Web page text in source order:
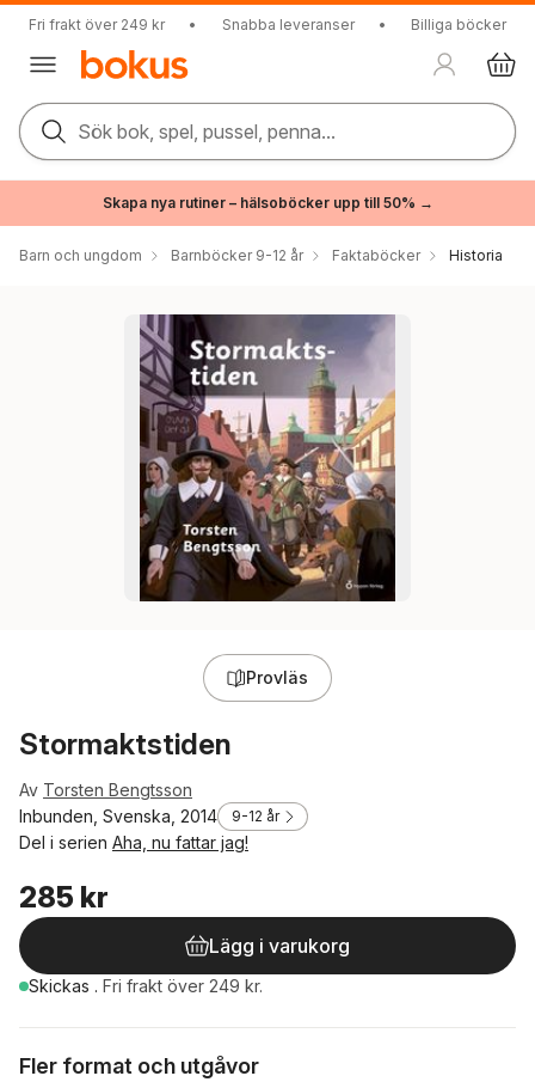
Fri frakt över 249 kr • Snabba leveranser • Billiga böcker
Sök bok, spel, pussel, penna...
Skapa nya rutiner – hälsoböcker upp till 50% →
Barn och ungdom Barnböcker 9-12 år Faktaböcker Historia
Provläs
Stormaktstiden
Av Torsten Bengtsson
Inbunden, Svenska, 2014
9-12 år
Del i serien Aha, nu fattar jag!
285 kr
Lägg i varukorg
Skickas . Fri frakt över 249 kr.
Fler format och utgåvor